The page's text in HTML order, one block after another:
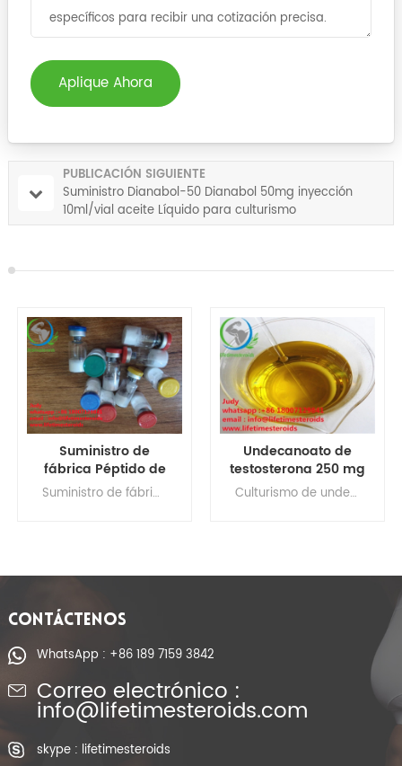
Aplique Ahora
PUBLICACIÓN SIGUIENTE
Suministro Dianabol-50 Dianabol 50mg inyección
10ml/vial aceite Líquido para culturismo
Undecanoato de
testosterona 250 mg
/ ml Líquido
Culturismo de undecanoato de testosterona, undecanoato de testosterona 100 mg, undecanoato de testosterona comprar Tabletas de undecanoato de testosterona, cápsulas de undecanoato de testosterona
Polvo legal CAS 57-
85-2 del propionato
de la testosteronaprecio del esteroide propionato, propionato de testosterona para cortar, uso de propionato de testa en culturismo, esteroide propionato de testosterona
CONTÁCTENOS
WhatsApp : +86 189 7159 3842
Correo electrónico :
info@lifetimesteroids.com
skype : lifetimesteroids